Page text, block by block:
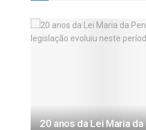
20 anos da Lei Maria